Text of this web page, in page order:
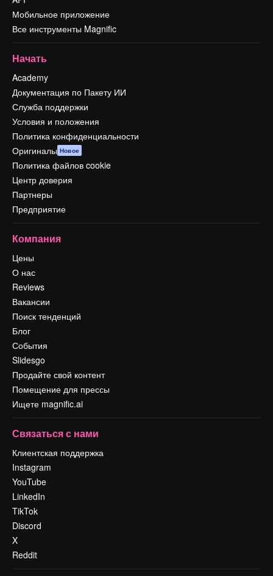
Мобильное приложение
Все инструменты Magnific
Начать
Academy
Документация по Пакету ИИ
Служба поддержки
Условия и положения
Политика конфиденциальности
Оригиналы Новое
Политика файлов cookie
Центр доверия
Партнеры
Предприятие
Компания
Цены
О нас
Reviews
Вакансии
Поиск тенденций
Блог
События
Slidesgo
Продайте свой контент
Помещение для прессы
Ищете magnific.ai
Связаться с нами
Клиентская поддержка
Instagram
YouTube
LinkedIn
TikTok
Discord
X
Reddit